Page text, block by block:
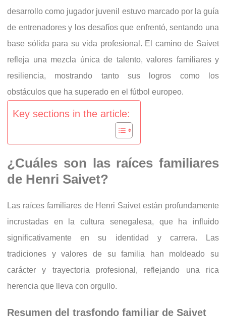
desarrollo como jugador juvenil estuvo marcado por la guía
de entrenadores y los desafíos que enfrentó, sentando una
base sólida para su vida profesional. El camino de Saivet
refleja una mezcla única de talento, valores familiares y
resiliencia, mostrando tanto sus logros como los
obstáculos que ha superado en el fútbol europeo.
Key sections in the article:
¿Cuáles son las raíces familiares
de Henri Saivet?
Las raíces familiares de Henri Saivet están profundamente
incrustadas en la cultura senegalesa, que ha influido
significativamente en su identidad y carrera. Las
tradiciones y valores de su familia han moldeado su
carácter y trayectoria profesional, reflejando una rica
herencia que lleva con orgullo.
Resumen del trasfondo familiar de Saivet